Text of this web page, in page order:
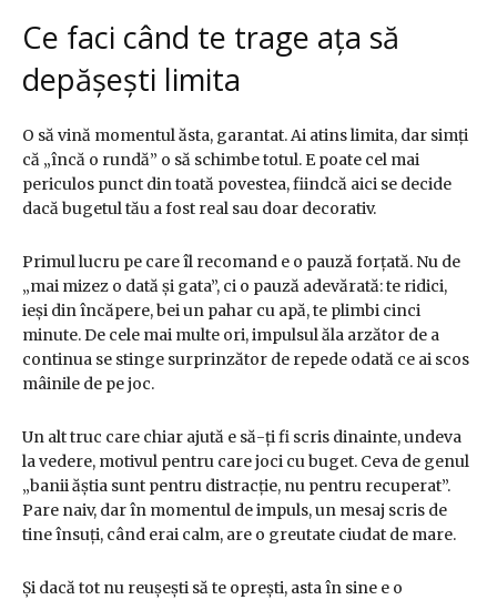
Ce faci când te trage ața să
depășești limita
O să vină momentul ăsta, garantat. Ai atins limita, dar simți
că „încă o rundă” o să schimbe totul. E poate cel mai
periculos punct din toată povestea, fiindcă aici se decide
dacă bugetul tău a fost real sau doar decorativ.
Primul lucru pe care îl recomand e o pauză forțată. Nu de
„mai mizez o dată și gata”, ci o pauză adevărată: te ridici,
ieși din încăpere, bei un pahar cu apă, te plimbi cinci
minute. De cele mai multe ori, impulsul ăla arzător de a
continua se stinge surprinzător de repede odată ce ai scos
mâinile de pe joc.
Un alt truc care chiar ajută e să-ți fi scris dinainte, undeva
la vedere, motivul pentru care joci cu buget. Ceva de genul
„banii ăștia sunt pentru distracție, nu pentru recuperat”.
Pare naiv, dar în momentul de impuls, un mesaj scris de
tine însuți, când erai calm, are o greutate ciudat de mare.
Și dacă tot nu reușești să te oprești, asta în sine e o